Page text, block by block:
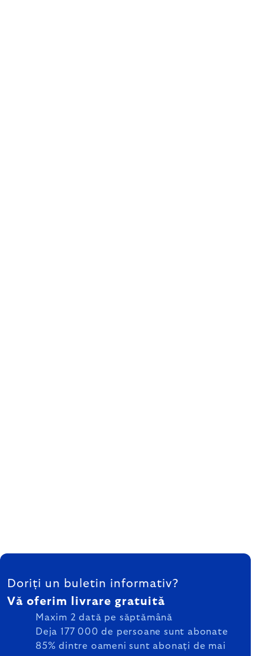
SUBSOL
Doriți un buletin informativ?
Vă oferim livrare gratuită
Maxim 2 dată pe săptămână
Deja 177 000 de persoane sunt abonate
85% dintre oameni sunt abonați de mai